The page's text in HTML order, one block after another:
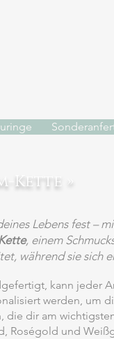
Kette »
Lebens fest –
, einem
während sie sich
kann jeder
werden, um
die dir am
Roségold und